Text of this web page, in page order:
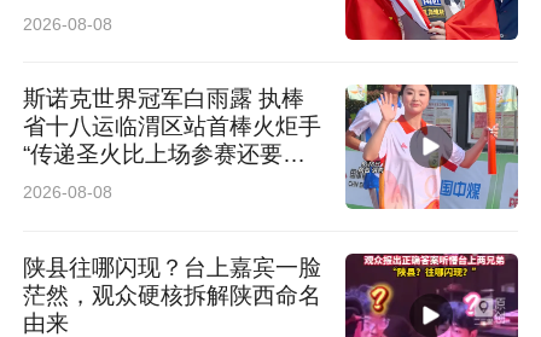
未来，西安高新区将持续开展常态化、精准化宣
传引导，以宣传促践行、以行动树新风，不断提
升城市精细化治理水平，全力营造更加洁净优
美、文明有序的城市环境。（高新融媒记者 张晓
2026-08-08
斯诺克世界冠军白雨露 执棒
省十八运临渭区站首棒火炬手
“传递圣火比上场参赛还要紧
张”
2026-08-08
陕县往哪闪现？台上嘉宾一脸
茫然，观众硬核拆解陕西命名
由来